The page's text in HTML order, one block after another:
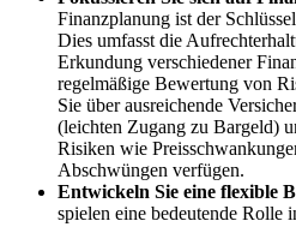
Finanzplanung ist der
Dies umfasst die
Erkundung verschiedener
regelmäßige Bewertung von
Sie über ausreichende
(leichten Zugang zu Bargeld)
Risiken wie
Abschwüngen verfügen.
Entwickeln Sie eine flexible
spielen eine bedeutende Rolle